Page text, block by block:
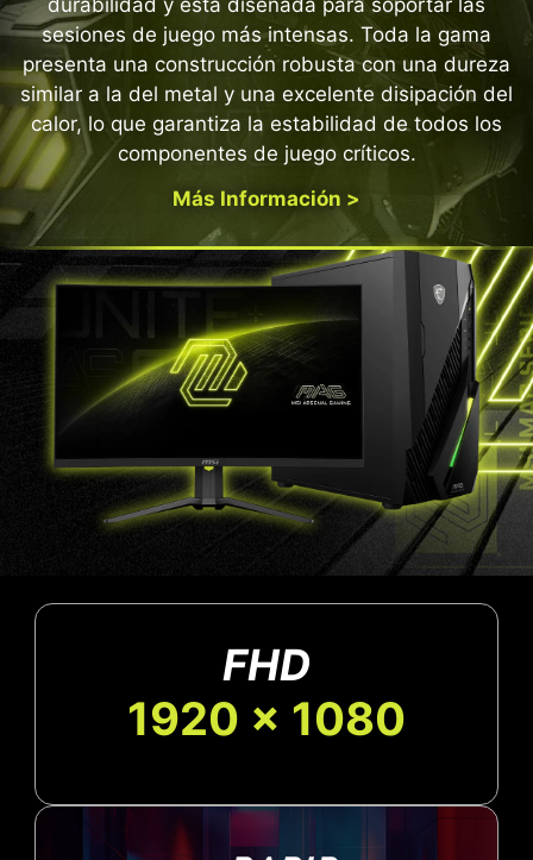
durabilidad y está diseñada para soportar las
sesiones de juego más intensas. Toda la gama
presenta una construcción robusta con una dureza
similar a la del metal y una excelente disipación del
calor, lo que garantiza la estabilidad de todos los
componentes de juego críticos.
Más Información >
FHD
1920 x 1080